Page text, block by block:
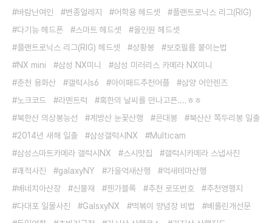
바람난여인
변종얼레지 어학용 헤드셋
플랜트로닉스 리그(RIG)
다기능 헤드폰
스마트 헤드셋
올인원 헤드셋
플랜트로닉스 리그(RIG) 헤드셋
상황봉
보호필름 붙이는법
NX mini
삼성 NX미니
삼성 미러리스 카메라 NX미니
춘천 용화산
갤럭시s6 아이패드추천어플
삼양 어안렌즈
노크코드
라멘트럭
혹한의 날씨를 만나고픈....ㅎㅎ
북한산 의상봉능선
계방산 눈꽃산행 은대봉
북산산 쪽두리봉 일출
2014년 새해 일출
삼성갤럭시NX
Multicam
삼성스마트카메라 갤럭시NX
스시맛집
갤럭시카메라 스냅사진
괘적사진
galaxyNY 가을억새산행
억새테마산행
배네치아산장
신불재 젠가블록 추천 로또번호
추천영행지
다대포 일몰사진
GalsxyNX 떡볶이 양념장 비법
베를린개선문